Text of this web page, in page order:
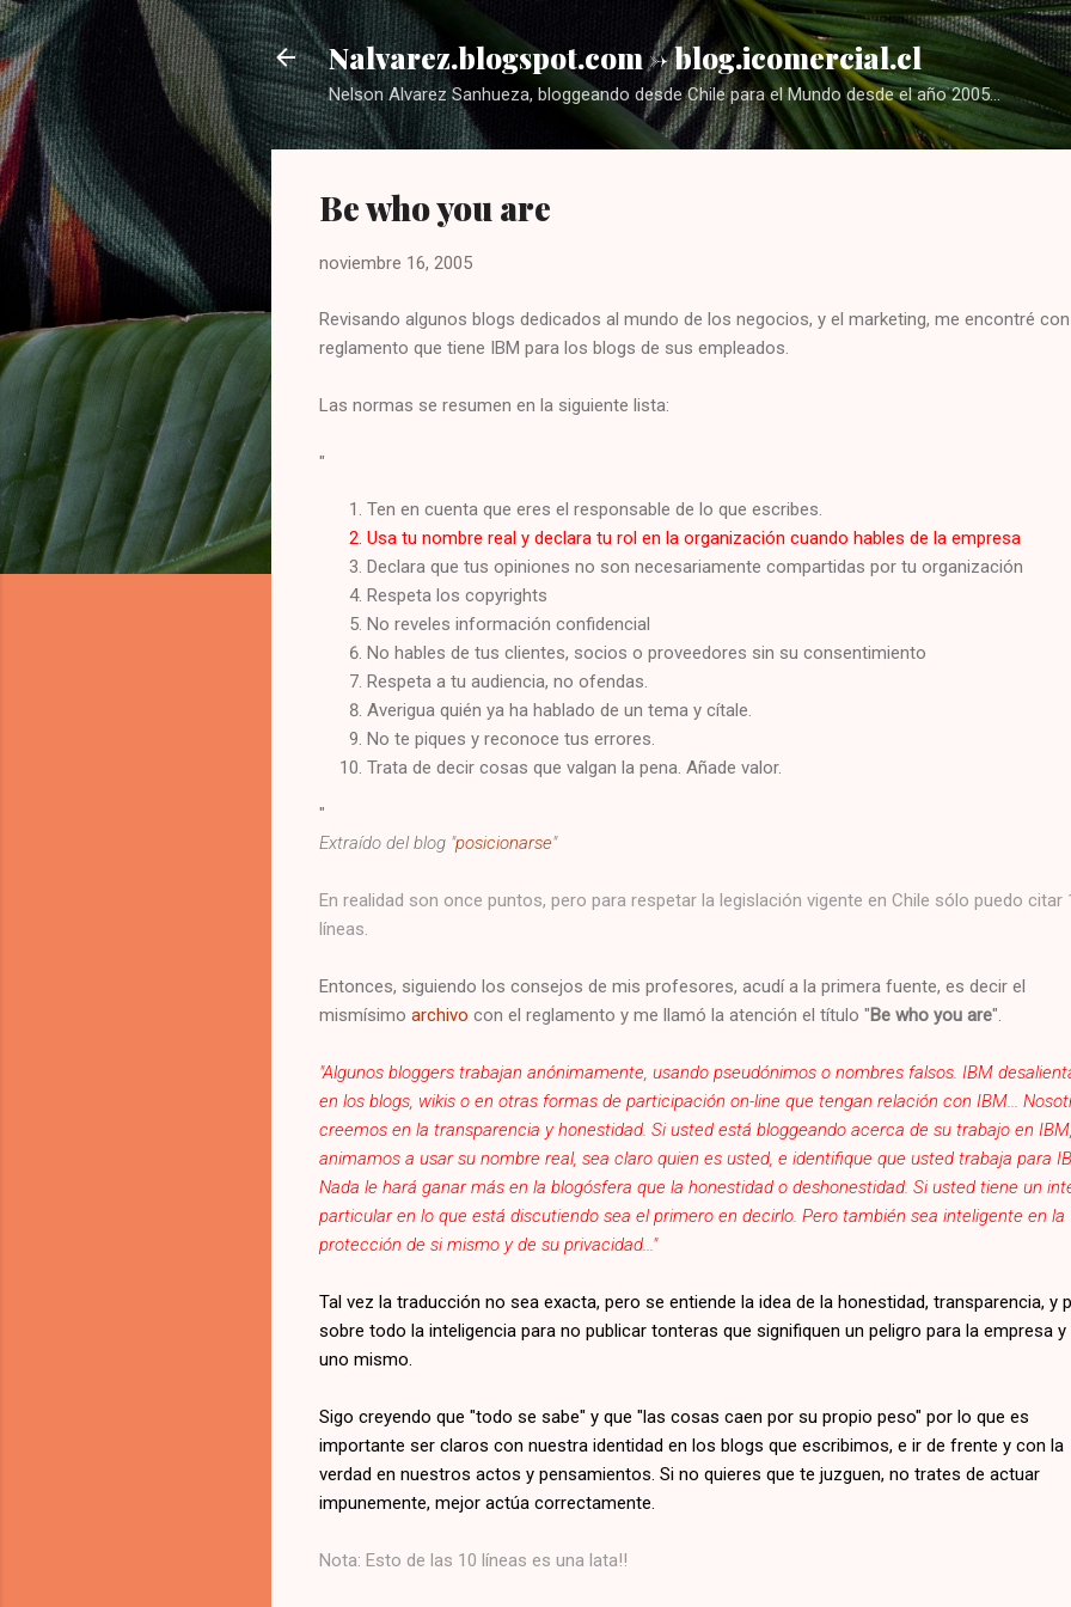
Ir al contenido principal
Nalvarez.blogspot.com -> blog.icomercial.cl
Nelson Alvarez Sanhueza, bloggeando desde Chile para el Mundo desde el año 2005...
Be who you are
noviembre 16, 2005
Revisando algunos blogs dedicados al mundo de los negocios, y el marketing, me encontré
reglamento que tiene IBM para los blogs de sus empleados.
Las normas se resumen en la siguiente lista:
"
Ten en cuenta que eres el responsable de lo que escribes.
Usa tu nombre real y declara tu rol en la organización cuando hables de la empresa
Declara que tus opiniones no son necesariamente compartidas por tu organización
Respeta los copyrights
No reveles información confidencial
No hables de tus clientes, socios o proveedores sin su consentimiento
Respeta a tu audiencia, no ofendas.
Averigua quién ya ha hablado de un tema y cítale.
No te piques y reconoce tus errores.
Trata de decir cosas que valgan la pena. Añade valor.
"
Extraído del blog "posicionarse"
En realidad son once puntos, pero para respetar la legislación vigente en Chile sólo puedo citar
líneas.
Entonces, siguiendo los consejos de mis profesores, acudí a la primera fuente, es decir el
mismísimo archivo con el reglamento y me llamó la atención el título "Be who you are".
"Algunos bloggers trabajan anónimamente, usando pseudónimos o nombres falsos. IBM
en los blogs, wikis o en otras formas de participación on-line que tengan relación con IBM...
creemos en la transparencia y honestidad. Si usted está bloggeando acerca de su trabajo en
animamos a usar su nombre real, sea claro quien es usted, e identifique que usted trabaja para
Nada le hará ganar más en la blogósfera que la honestidad o deshonestidad. Si usted tiene un
particular en lo que está discutiendo sea el primero en decirlo. Pero también sea inteligente en la
protección de si mismo y de su privacidad..."
Tal vez la traducción no sea exacta, pero se entiende la idea de la honestidad, transparencia, y
sobre todo la inteligencia para no publicar tonteras que signifiquen un peligro para la empresa y
uno mismo.
Sigo creyendo que "todo se sabe" y que "las cosas caen por su propio peso" por lo que es
importante ser claros con nuestra identidad en los blogs que escribimos, e ir de frente y con la
verdad en nuestros actos y pensamientos. Si no quieres que te juzguen, no trates de actuar
impunemente, mejor actúa correctamente.
Nota: Esto de las 10 líneas es una lata!!